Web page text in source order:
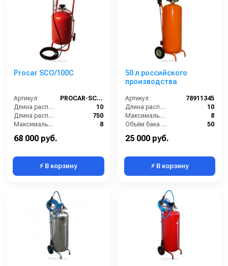
Procar SCO/100C
Артикул:
PROCAR-SCO100C
Длина распылительного шланга (м):
10
Длина распылителя (мм):
750
Максимальное давление на выходе (бар):
8
Объём бака / ресивера (л):
68 000 руб.
⚡ В корзину
50 л российского
производства
Артикул:
78911345
Длина распылительного шланга (м):
10
Максимальное давление на выходе (бар):
8
Объём бака / ресивера (л):
50
Тип оборудования:
25 000 руб.
⚡ В корзину